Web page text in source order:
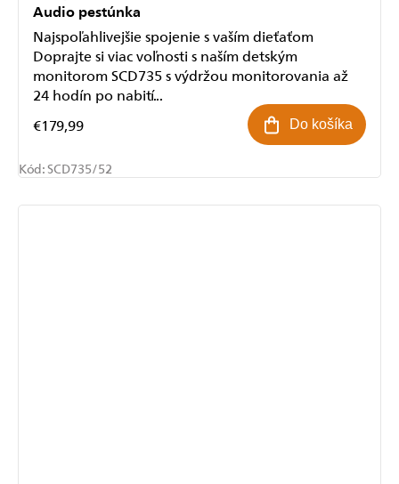
Audio pestúnka
€179,99 Do košíka
Najspoľahlivejšie spojenie s vaším dieťaťom
Doprajte si viac voľnosti s naším detským
monitorom SCD735 s výdržou monitorovania až
24 hodín po nabití...
Kód:SCD735/52